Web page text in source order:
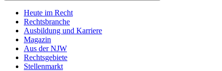
Heute im Recht
Rechtsbranche
Ausbildung und Karriere
Magazin
Aus der NJW
Rechtsgebiete
Stellenmarkt